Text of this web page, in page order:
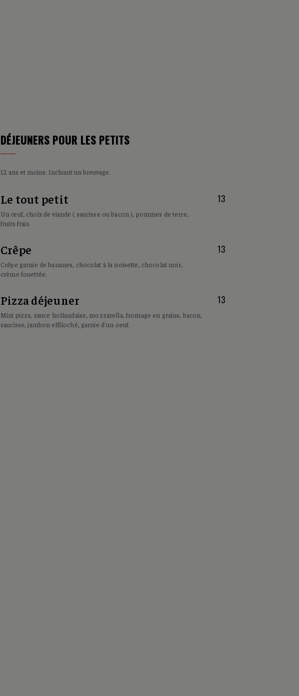
DÉJEUNERS POUR LES PETITS
12 ans et moins. Incluant un breuvage.
Le tout petit
Un œuf, choix de viande ( saucisse ou bacon ), pommes de terre,
fruits frais
13
Crêpe
Crêpe garnie de bananes, chocolat à la noisette, chocolat noir,
crème fouettée.
13
Pizza déjeuner
Mini pizza, sauce hollandaise, mozzarella, fromage en grains, bacon,
saucisse, jambon effiloché, garnie d'un oeuf.
13